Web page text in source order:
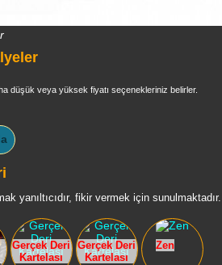
düşük veya yüksek fiyatı seçenekleriniz belirler.
yanıltıcıdır, fikir vermek için sunulmaktadır.
Gerçek Deri
Kartelası
Gerçek Deri
Kartelası
Zen